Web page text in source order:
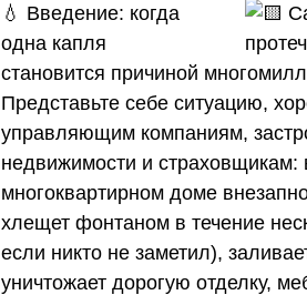
💧 Введение: когда
одна капля
становится причиной
Представьте себе ситуацию,
управляющим компаниям,
недвижимости и
многоквартирном доме
хлещет фонтаном в течение
если никто не заметил),
уничтожает дорогую отделку,